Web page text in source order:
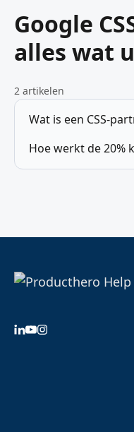
Google
alles wat
2 artikelen
Wat is een CSS-
Hoe werkt de 20%